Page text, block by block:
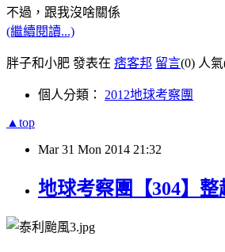
不過，跟我沒啥關係
(繼續閱讀...)
胖子和小肥 發表在 痞客邦 留言(0) 人
個人分類： 2012地球考察團
▲top
Mar 31 Mon 2014 21:32
地球考察團【304】